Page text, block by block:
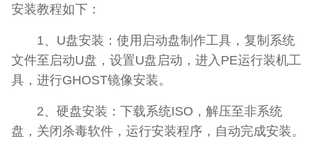
安装教程如下：
1、U盘安装：使用启动盘制作工具，复制系统
文件至启动U盘，设置U盘启动，进入PE运行装机工
具，进行GHOST镜像安装。
2、硬盘安装：下载系统ISO，解压至非系统
盘，关闭杀毒软件，运行安装程序，自动完成安装。